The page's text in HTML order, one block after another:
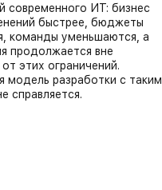
современного ИТ: бизнес
быстрее, бюджеты
команды уменьшаются, а
продолжается вне
этих ограничений.
модель разработки с таким
справляется.